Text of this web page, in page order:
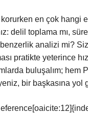
korurken en çok hangi
delil toplama mı,
analizi mi?
pratikte yeterince
buluşalım; hem
bir başkasına yol